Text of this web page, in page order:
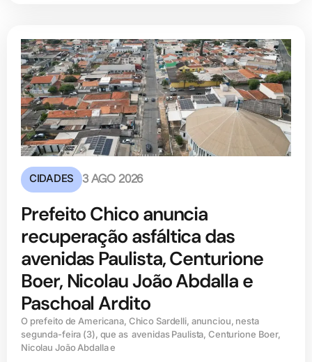
CIDADES 3 AGO 2026
Prefeito Chico anuncia
recuperação asfáltica das
avenidas Paulista, Centurione
Boer, Nicolau João Abdalla e
Paschoal Ardito
O prefeito de Americana, Chico Sardelli, anunciou, nesta
segunda-feira (3), que as avenidas Paulista, Centurione Boer,
Nicolau João Abdalla e